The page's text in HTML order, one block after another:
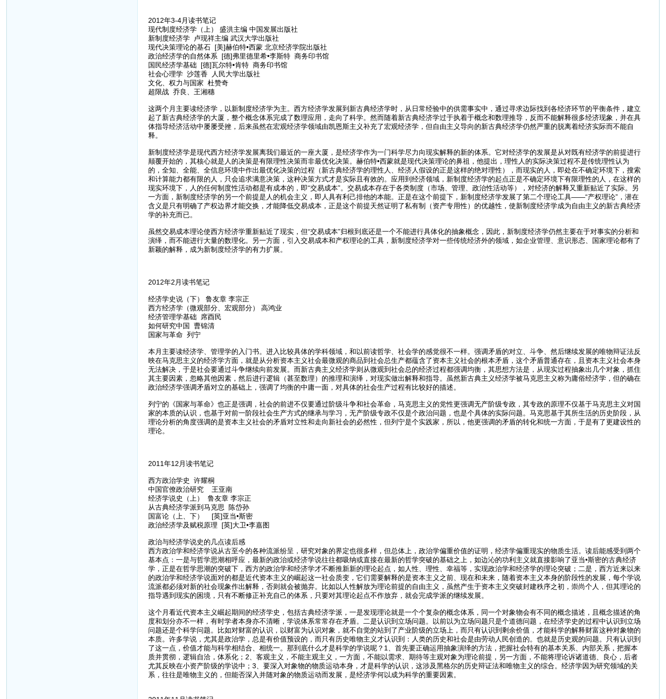
2012年3-4月读书笔记
现代制度经济学（上） 盛洪主编 中国发展出版社
新制度经济学 卢现祥主编 武汉大学出版社
现代决策理论的基石 [美]赫伯特•西蒙 北京经济学院出版社
政治经济学的自然体系 [德]弗里德里希•李斯特 商务印书馆
国民经济学基础 [德]瓦尔特•肯特 商务印书馆
社会心理学 沙莲香 人民大学出版社
文化、权力与国家 杜赞奇
超限战 乔良、王湘穗
这两个月主要读经济学，以新制度经济学为主。西方经济学发展到新古典经济学时，从日常经验中的供需事实中，通过寻求边际找到各经济环节的平衡条件，建立
起了新古典经济学的大厦，整个概念体系完成了数理应用，走向了科学。然而随着新古典经济学过于执着于概念和数理推导，反而不能解释很多经济现象，并在具
体指导经济活动中屡屡受挫，后来虽然在宏观经济学领域由凯恩斯主义补充了宏观经济学，但自由主义导向的新古典经济学仍然严重的脱离着经济实际而不能自
释。
新制度经济学是现代西方经济学发展离我们最近的一座大厦，是经济学作为一门科学尽力向现实解释的新的体系。它对经济学的发展是从对既有经济学的前提进行
颠覆开始的，其核心就是人的决策是有限理性决策而非最优化决策。赫伯特•西蒙就是现代决策理论的鼻祖，他提出，理性人的实际决策过程不是传统理性认为
的，全知、全能、全信息环境中作出最优化决策的过程（新古典经济学的理性人、经济人假设的正是这样的绝对理性），而现实的人，即处在不确定环境下，搜索
和计算能力都有限的人，只会追求满意决策，这种决策方式才是实际且有效的。应用到经济领域，新制度经济学的起点正是不确定环境下有限理性的人，在这样的
现实环境下，人的任何制度性活动都是有成本的，即“交易成本”。交易成本存在于各类制度（市场、管理、政治性活动等），对经济的解释又重新贴近了实际。另
一方面，新制度经济学的另一个前提是人的机会主义，即人具有利己排他的本能。正是在这个前提下，新制度经济学发展了第二个理论工具——“产权理论”，潜在
含义是只有明确了产权边界才能交换，才能降低交易成本，正是这个前提天然证明了私有制（资产专用性）的优越性，使新制度经济学成为自由主义的新古典经济
学的补充而已。
虽然交易成本理论使西方经济学重新贴近了现实，但“交易成本”归根到底还是一个不能进行具体化的抽象概念，因此，新制度经济学仍然主要在于对事实的分析和
演绎，而不能进行大量的数理化。另一方面，引入交易成本和产权理论的工具，新制度经济学对一些传统经济外的领域，如企业管理、意识形态、国家理论都有了
新颖的解释，成为新制度经济学的有力扩展。
2012年2月读书笔记
经济学史说（下） 鲁友章 李宗正
西方经济学（微观部分、宏观部分） 高鸿业
经济管理学基础 席酉民
如何研究中国 曹锦清
国家与革命 列宁
本月主要读经济学、管理学的入门书。进入比较具体的学科领域，和以前读哲学、社会学的感觉很不一样。强调矛盾的对立、斗争、然后继续发展的唯物辩证法反
映在马克思主义的经济学方面，就是从分析资本主义社会最微观的商品到社会总生产都蕴含了资本主义社会的根本矛盾，这个矛盾普通存在，且资本主义社会本身
无法解决，于是社会要通过斗争继续向前发展。而新古典主义经济学则从微观到社会总的经济过程都强调均衡，其思想方法是，从现实过程抽象出几个对象，抓住
其主要因素，忽略其他因素，然后进行逻辑（甚至数理）的推理和演绎，对现实做出解释和指导。虽然新古典主义经济学被马克思主义称为庸俗经济学，但的确在
政治经济学强调矛盾对立的基础上，强调了均衡的中庸一面，对具体的社会生产过程有比较好的描述。
列宁的《国家与革命》也正是强调，社会的前进不仅要通过阶级斗争和社会革命，马克思主义的党性更强调无产阶级专政，其专政的原理不仅基于马克思主义对国
家的本质的认识，也基于对前一阶段社会生产方式的继承与学习，无产阶级专政不仅是个政治问题，也是个具体的实际问题。马克思基于其所生活的历史阶段，从
理论分析的角度强调的是资本主义社会的矛盾对立性和走向新社会的必然性，但列宁是个实践家，所以，他更强调的矛盾的转化和统一方面，于是有了更建设性的
理论。
2011年12月读书笔记
西方政治学史 许耀桐
中国官僚政治研究 王亚南
经济学说史（上） 鲁友章 李宗正
从古典经济学派到马克思 陈岱孙
国富论（上、下） [英]亚当•斯密
政治经济学及赋税原理 [英]大卫•李嘉图
政治与经济学说史的几点读后感
西方政治学和经济学说从古至今的各种流派纷呈，研究对象的界定也很多样，但总体上，政治学偏重价值的证明，经济学偏重现实的物质生活。读后能感受到两个
基本点：一是与哲学思潮相呼应，最新的政治或经济学说往往都吸纳或直接在最新的哲学突破的基础之上，如边沁的功利主义就直接影响了亚当•斯密的古典经济
学，正是在哲学思潮的突破下，西方的政治学和经济学才不断推新新的理论起点，如人性、理性、幸福等，实现政治学和经济学的理论突破；二是，西方近来以来
的政治学和经济学说面对的都是近代资本主义的崛起这一社会质变，它们需要解释的是资本主义之前、现在和未来，随着资本主义本身的阶段性的发展，每个学说
流派都必须对新的社会现象作出解释，否则就会被抛弃。比如以人性解放为理论前提的自由主义，虽然产生于资本主义突破封建秩序之初，崇尚个人，但其理论的
指导遇到现实的困境，只有不断修正补充自己的体系，只要对其理论起点不作放弃，就会完成学派的继续发展。
这个月看近代资本主义崛起期间的经济学史，包括古典经济学派，一是发现理论就是一个个复杂的概念体系，同一个对象物会有不同的概念描述，且概念描述的角
度和划分亦不一样，有时学者本身亦不清晰，学说体系常常存在矛盾。二是认识到立场问题。以前以为立场问题只是个道德问题，在经济学史的过程中认识到立场
问题还是个科学问题。比如对财富的认识，以财富为认识对象，就不自觉的站到了产业阶级的立场上，而只有认识到剩余价值，才能科学的解释财富这种对象物的
本质。许多学说，尤其是政治学，总是有价值预设的，而只有历史唯物主义才认识到：人类的历史和社会是由劳动人民创造的。也就是历史观的问题。只有认识到
了这一点，价值才能与科学相结合、相统一。那到底什么才是科学的学说呢？1、首先要正确运用抽象演绎的方法，把握社会特有的基本关系、内部关系，把握本
质并贯彻，逻辑自洽，体系化；2、客观主义，不能主观主义，一方面，不能以需求、期待等主观对象为理论前提，另一方面，不能将理论诉诸道德、良心，后者
尤其反映在小资产阶级的学说中；3、要深入对象物的物质运动本身，才是科学的认识，这涉及黑格尔的历史辩证法和唯物主义的综合。经济学因为研究领域的关
系，往往是唯物主义的，但能否深入并随对象的物质运动而发展，是经济学何以成为科学的重要因素。